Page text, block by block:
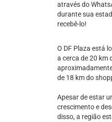
através do
durante sua
recebê-lo!
O DF Plaza está
a cerca de 20 km
de 18 km do
Apesar de estar
crescimento e
disso, a região